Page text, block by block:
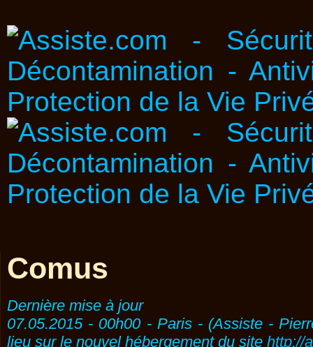
Comus
Dernière mise à jour
07.05.2015 - 00h00 - Paris - (Assiste -
lieu sur le nouvel hébergement du site http://